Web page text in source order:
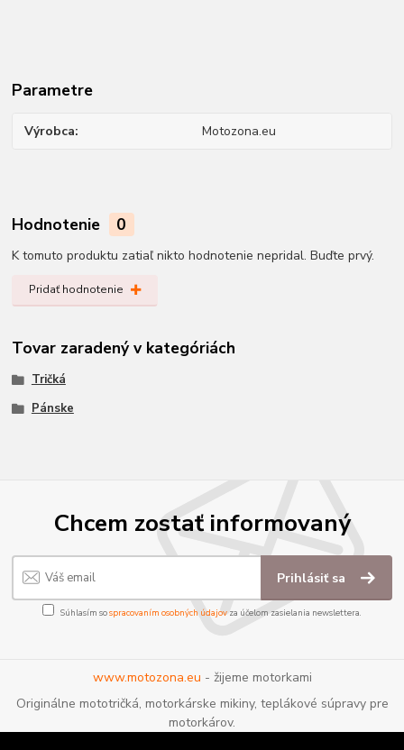
Parametre
Výrobca Motozona.eu
Hodnotenie 0
K tomuto produktu zatiaľ nikto hodnotenie nepridal. Buďte prvý.
Pridať hodnotenie
Tovar zaradený v kategóriách
Tričká
Pánske
Chcem zostať informovaný
Prihlásiť sa
Súhlasím sospracovaním osobných údajov za účelom zasielania newslettera.
www.motozona.eu - žijeme motorkami
Originálne mototričká, motorkárske mikiny, teplákové súpravy pre
motorkárov.